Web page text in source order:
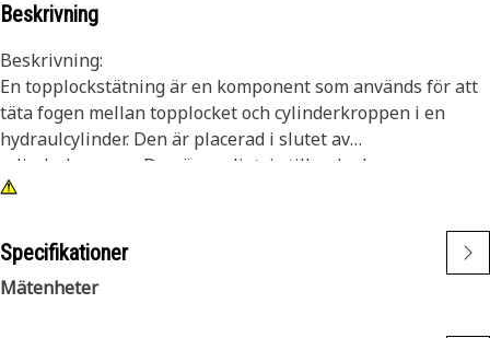
Beskrivning
Beskrivning:
En topplockstätning är en komponent som används för att
täta fogen mellan topplocket och cylinderkroppen i en
hydraulcylinder. Den är placerad i slutet av
cylinderkroppen. Den är vanligtvis tillverkad av
gummimaterial för att motstå höga tryck och temperaturer
Egenskaper:
• Förbättrar cylinderns effektivitet genom att bibehålla
Specifikationer
Mätenheter